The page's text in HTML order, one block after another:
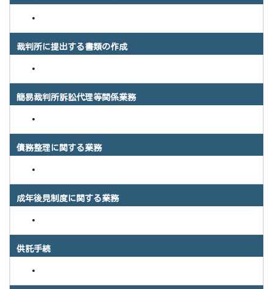
裁判所に提出する書類の作成
簡易裁判所訴訟代理等関係業務
債務整理に関する業務
成年後見制度に関する業務
供託手続